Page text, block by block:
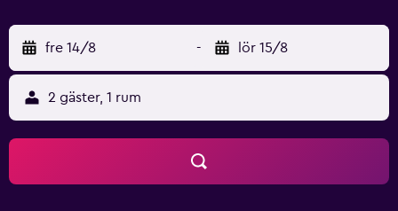
bort. Flygplatsen (Inverness flygplats) ligger 25 km från
boendet.fre 14/8 - lör 15/8
2 gäster, 1 rum